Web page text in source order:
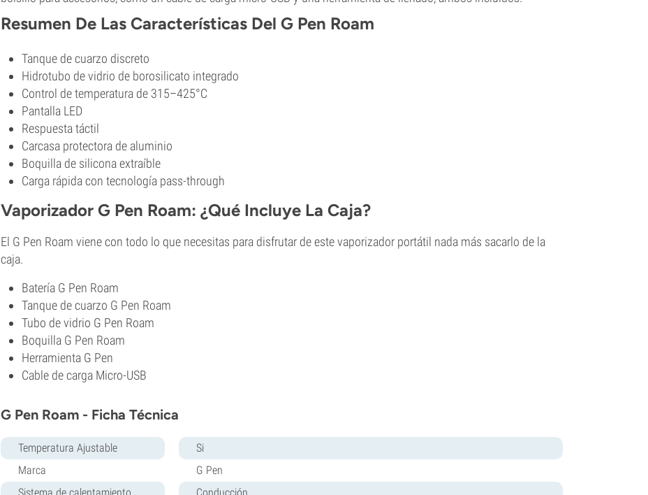
Resumen De Las Características Del G Pen Roam
Tanque de cuarzo discreto
Hidrotubo de vidrio de borosilicato integrado
Control de temperatura de 315–425°C
Pantalla LED
Respuesta táctil
Carcasa protectora de aluminio
Boquilla de silicona extraíble
Carga rápida con tecnología pass-through
Vaporizador G Pen Roam: ¿Qué Incluye La Caja?
El G Pen Roam viene con todo lo que necesitas para disfrutar de este vaporizador portátil nada más sacarlo de la
caja.
Batería G Pen Roam
Tanque de cuarzo G Pen Roam
Tubo de vidrio G Pen Roam
Boquilla G Pen Roam
Herramienta G Pen
Cable de carga Micro-USB
G Pen Roam - Ficha Técnica
Temperatura Ajustable
Si
Marca
G Pen